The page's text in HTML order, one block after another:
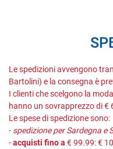
Le spedizioni avvengono
Bartolini) e la consegna è
I clienti che scelgono la
hanno un sovrapprezzo di €
Le spese di spedizione sono:
- spedizione per Sardegna e
-acquisti fino a € 99.99: €